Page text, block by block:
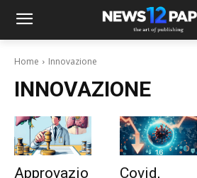
Home Innovazione
INNOVAZIONE
Approvazio
Covid,